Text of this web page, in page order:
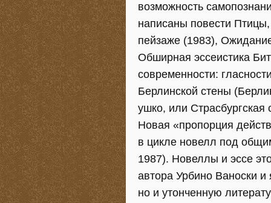
возможность
написаны повести
пейзаже (1983),
Обширная эссеистика
современности:
Берлинской стены
ушко, или Страсбургская
Новая «пропорция
в цикле новелл под
1987). Новеллы и эссе
автора Урбино Ваноски
но и утонченную